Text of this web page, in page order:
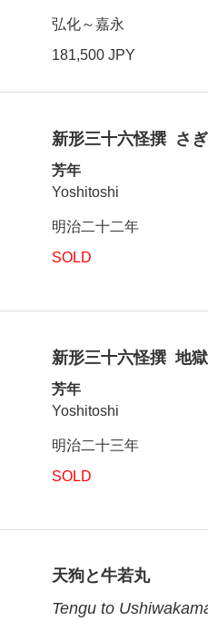
弘化～嘉永
181,500 JPY
新形三十六怪撰 さ
芳年
Yoshitoshi
明治二十二年
SOLD
新形三十六怪撰 地
芳年
Yoshitoshi
明治二十三年
SOLD
天狗と牛若丸
Tengu to